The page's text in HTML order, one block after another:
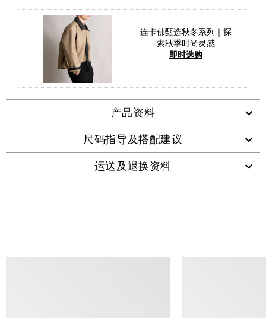
连卡佛甄选秋冬系列｜探
索秋季时尚灵感
即时选购
产品资料
尺码指导及搭配建议
运送及退换资料